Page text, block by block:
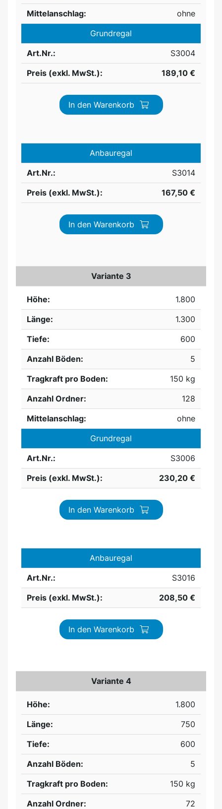
Mittelanschlag:
ohne
Grundregal
Art.Nr.:
S3004
Preis (exkl. MwSt.):
189,10 €
In den Warenkorb
Anbauregal
Art.Nr.:
S3014
Preis (exkl. MwSt.):
167,50 €
In den Warenkorb
Variante 3
Höhe:
1.800
Länge:
1.300
Tiefe:
600
Anzahl Böden:
5
Tragkraft pro Boden:
150 kg
Anzahl Ordner:
128
Mittelanschlag:
ohne
Grundregal
Art.Nr.:
S3006
Preis (exkl. MwSt.):
230,20 €
In den Warenkorb
Anbauregal
Art.Nr.:
S3016
Preis (exkl. MwSt.):
208,50 €
In den Warenkorb
Variante 4
Höhe:
1.800
Länge:
750
Tiefe:
600
Anzahl Böden:
5
Tragkraft pro Boden:
150 kg
Anzahl Ordner:
72